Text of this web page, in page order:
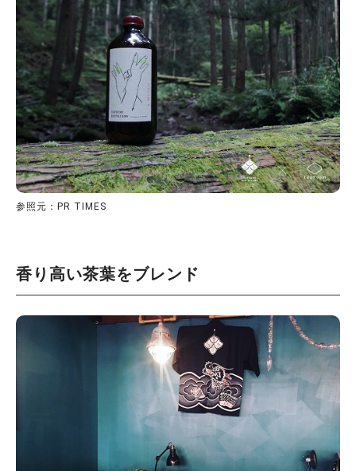
参照元：PR TIMES
香り高い茶葉をブレンド